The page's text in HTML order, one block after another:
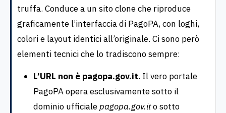
truffa. Conduce a un sito clone che riproduce
graficamente l’interfaccia di PagoPA, con loghi,
colori e layout identici all’originale. Ci sono però
elementi tecnici che lo tradiscono sempre:
L’URL non è pagopa.gov.it. Il vero portale
PagoPA opera esclusivamente sotto il
dominio ufficialepagopa.gov.ito sotto